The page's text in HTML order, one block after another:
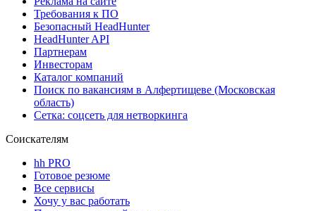
Требования к ПО
Безопасный HeadHunter
HeadHunter API
Партнерам
Инвесторам
Каталог компаний
Поиск по вакансиям в Алфертищеве (Московская
область)
Сетка: соцсеть для нетворкинга
Соискателям
hh PRO
Готовое резюме
Все сервисы
Хочу у вас работать